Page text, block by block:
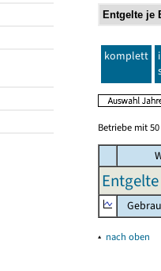
komplett
Betriebe mit
▴ nach oben